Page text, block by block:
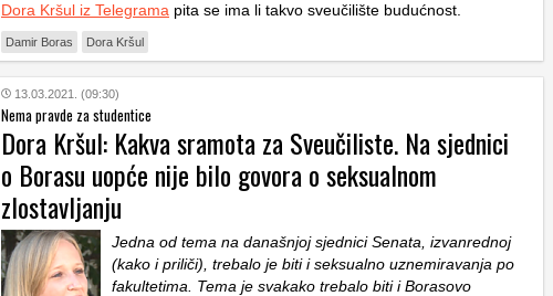
Dora Kršul iz Telegrama pita se ima li takvo sveučilište budućnost.
Damir Boras Dora Kršul
13.03.2021. (09:30)
Nema pravde za studentice
Dora Kršul: Kakva sramota za Sveučiliste. Na sjednici
o Borasu uopće nije bilo govora o seksualnom
zlostavljanju
Jedna od tema na današnjoj sjednici Senata, izvanrednoj
(kako i priliči), trebalo je biti i seksualno uznemiravanja po
fakultetima. Tema je svakako trebalo biti i Borasovo